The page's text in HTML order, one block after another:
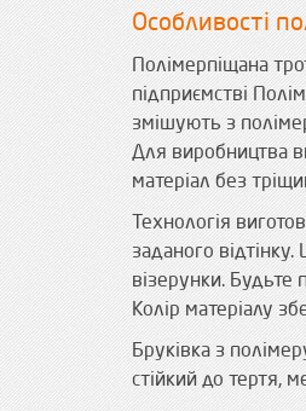
Особливості
Полімерпіщана
підприємстві
змішують з
Для виробництва
матеріал без
Технологія
заданого
візерунки. Будьте
Колір матеріалу
Бруківка з
стійкий до тертя,